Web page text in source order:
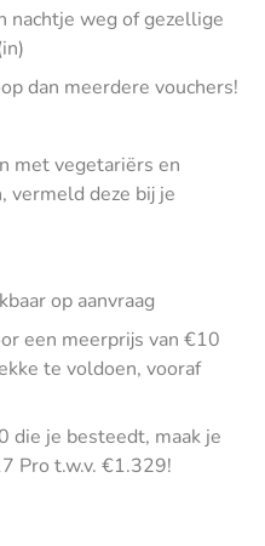
nachtje weg of gezellige
dan meerdere vouchers!
met vegetariërs en
vermeld deze bij je
op aanvraag
een meerprijs van €10
te voldoen, vooraf
die je besteedt, maak je
Pro t.w.v. €1.329!